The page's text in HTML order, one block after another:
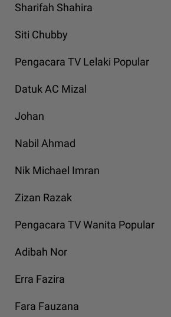
Sharifah Shahira
Siti Chubby
Pengacara TV Lelaki Popular
Datuk AC Mizal
Johan
Nabil Ahmad
Nik Michael Imran
Zizan Razak
Pengacara TV Wanita Popular
Adibah Nor
Erra Fazira
Fara Fauzana